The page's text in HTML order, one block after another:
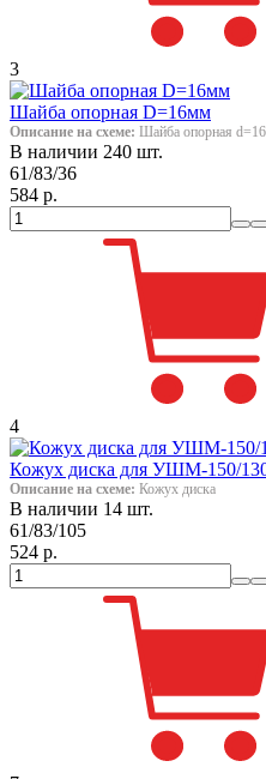
3
Шайба опорная D=16мм
Описание на схеме: Шайба опорная
В наличии 240 шт.
61/83/36
584 р.
4
Кожух диска для УШМ-150/
Описание на схеме: Кожух диска
В наличии 14 шт.
61/83/105
524 р.